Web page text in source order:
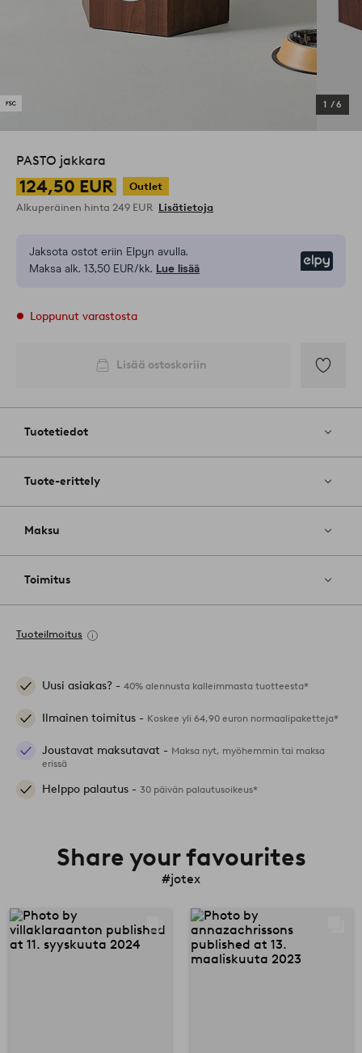
1 /6
PASTO jakkara
124,50 EUR
Outlet
Alkuperäinen hinta 249 EUR Lisätietoja
Jaksota ostot eriin Elpyn avulla.
Maksa alk. 13,50 EUR/kk. Lue lisää
Loppunut varastosta
Lisää ostoskoriin
Tuotetiedot
Tuote-erittely
Maksu
Toimitus
Tuoteilmoitus
Uusi asiakas? - 40% alennusta kalleimmasta tuotteesta*
Ilmainen toimitus - Koskee yli 64,90 euron normaalipaketteja*
Joustavat maksutavat - Maksa nyt, myöhemmin tai maksa
erissä
Helppo palautus - 30 päivän palautusoikeus*
Share your favourites
#jotex